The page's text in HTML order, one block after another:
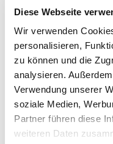
Diese Webseite
Wir verwenden
personalisieren,
zu können und die
analysieren.
Verwendung unserer
soziale Medien,
Partner führen diese
weiteren Daten
Mehr